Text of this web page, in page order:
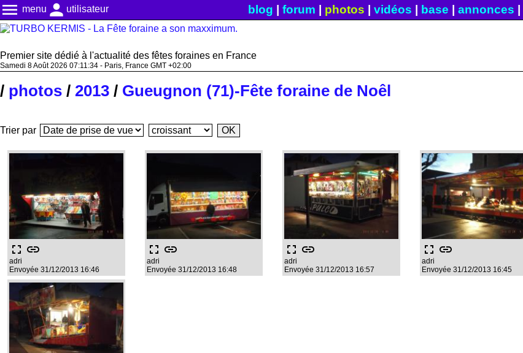
menu menu person utilisateur blog forum photos vidéos base annonces
Premier site dédié à l'actualité des fêtes foraines en France
Samedi 8 Août 2026 07:11:34 - Paris, France GMT +02:00
/ photos / 2013 / Gueugnon (71)-Fête foraine de Noêl
Trier par
fullscreen link
adri
Envoyée 31/12/2013 16:46
fullscreen link
adri
Envoyée 31/12/2013 16:48
fullscreen link
adri
Envoyée 31/12/2013 16:57
fullscreen link
adri
Envoyée 31/12/2013 16:45